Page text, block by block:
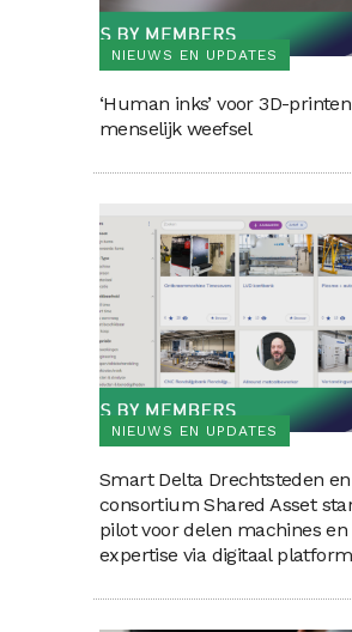
NIEUWS EN UPDATES
‘Human inks’ voor 3D-
menselijk weefsel
NIEUWS EN UPDATES
Smart Delta Drechtsteden en
consortium Shared Asset
pilot voor delen machines en
expertise via digitaal platform